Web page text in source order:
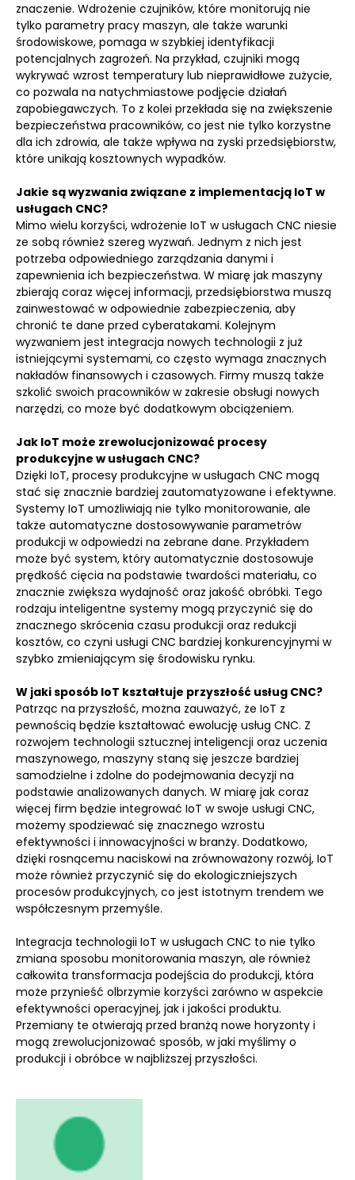
znaczenie. Wdrożenie czujników, które monitorują nie
tylko parametry pracy maszyn, ale także warunki
środowiskowe, pomaga w szybkiej identyfikacji
potencjalnych zagrożeń. Na przykład, czujniki mogą
wykrywać wzrost temperatury lub nieprawidłowe zużycie,
co pozwala na natychmiastowe podjęcie działań
zapobiegawczych. To z kolei przekłada się na zwiększenie
bezpieczeństwa pracowników, co jest nie tylko korzystne
dla ich zdrowia, ale także wpływa na zyski przedsiębiorstw,
które unikają kosztownych wypadków.
Jakie są wyzwania związane z implementacją IoT w
usługach CNC?
Mimo wielu korzyści, wdrożenie IoT w usługach CNC niesie
ze sobą również szereg wyzwań. Jednym z nich jest
potrzeba odpowiedniego zarządzania danymi i
zapewnienia ich bezpieczeństwa. W miarę jak maszyny
zbierają coraz więcej informacji, przedsiębiorstwa muszą
zainwestować w odpowiednie zabezpieczenia, aby
chronić te dane przed cyberatakami. Kolejnym
wyzwaniem jest integracja nowych technologii z już
istniejącymi systemami, co często wymaga znacznych
nakładów finansowych i czasowych. Firmy muszą także
szkolić swoich pracowników w zakresie obsługi nowych
narzędzi, co może być dodatkowym obciążeniem.
Jak IoT może zrewolucjonizować procesy
produkcyjne w usługach CNC?
Dzięki IoT, procesy produkcyjne w usługach CNC mogą
stać się znacznie bardziej zautomatyzowane i efektywne.
Systemy IoT umożliwiają nie tylko monitorowanie, ale
także automatyczne dostosowywanie parametrów
produkcji w odpowiedzi na zebrane dane. Przykładem
może być system, który automatycznie dostosowuje
prędkość cięcia na podstawie twardości materiału, co
znacznie zwiększa wydajność oraz jakość obróbki. Tego
rodzaju inteligentne systemy mogą przyczynić się do
znacznego skrócenia czasu produkcji oraz redukcji
kosztów, co czyni usługi CNC bardziej konkurencyjnymi w
szybko zmieniającym się środowisku rynku.
W jaki sposób IoT kształtuje przyszłość usług CNC?
Patrząc na przyszłość, można zauważyć, że IoT z
pewnością będzie kształtować ewolucję usług CNC. Z
rozwojem technologii sztucznej inteligencji oraz uczenia
maszynowego, maszyny staną się jeszcze bardziej
samodzielne i zdolne do podejmowania decyzji na
podstawie analizowanych danych. W miarę jak coraz
więcej firm będzie integrować IoT w swoje usługi CNC,
możemy spodziewać się znacznego wzrostu
efektywności i innowacyjności w branży. Dodatkowo,
dzięki rosnącemu naciskowi na zrównoważony rozwój, IoT
może również przyczynić się do ekologiczniejszych
procesów produkcyjnych, co jest istotnym trendem we
współczesnym przemyśle.
Integracja technologii IoT w usługach CNC to nie tylko
zmiana sposobu monitorowania maszyn, ale również
całkowita transformacja podejścia do produkcji, która
może przynieść olbrzymie korzyści zarówno w aspekcie
efektywności operacyjnej, jak i jakości produktu.
Przemiany te otwierają przed branżą nowe horyzonty i
mogą zrewolucjonizować sposób, w jaki myślimy o
produkcji i obróbce w najbliższej przyszłości.